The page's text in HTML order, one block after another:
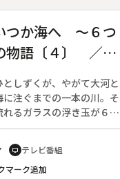
つか海へ ～６つ
物語〔４〕 ／
としずくが、やがて大河と
に注ぐまでの一本の川。そ
れるガラスの浮き玉が６つ
語をつなぐ。野沢尚、三谷
本聰ら３人の脚本家による
ムニバスドラマ。（２０
月２１日～１２月２６日
tv テレビ番組
マーク追加